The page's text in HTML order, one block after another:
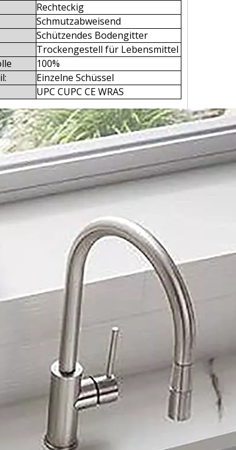
Rechteckig
Schmutzabweisend
Schützendes Bodengitter
Trockengestell für Lebensmittel
100%
Einzelne Schüssel
UPC CUPC CE WRAS